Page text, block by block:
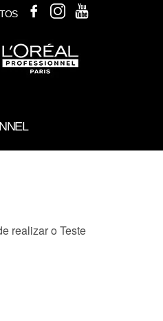
FACEBOOKINSTAGRAM
realizar o Teste